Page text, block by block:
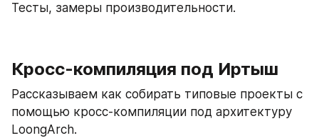
Тесты, замеры производительности.
Кросс-компиляция под Иртыш
Рассказываем как собирать типовые проекты с
помощью кросс-компиляции под архитектуру
LoongArch.